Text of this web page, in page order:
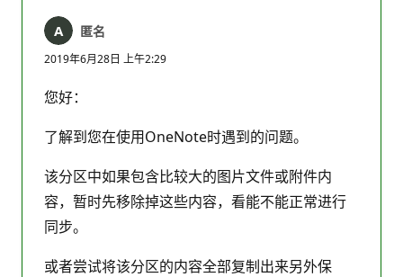
匿名
2019年6月28日 上午2:29
您好：
了解到您在使用OneNote时遇到的问题。
该分区中如果包含比较大的图片文件或附件内
容，暂时先移除掉这些内容，看能不能正常进行
同步。
或者尝试将该分区的内容全部复制出来另外保